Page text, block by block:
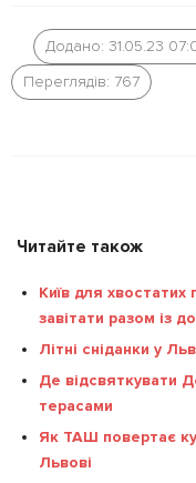
Додано: 31.05.23
Переглядів: 767
Читайте також
Київ для хвостатих
завітати разом із
Літні сніданки у
Де відсвяткувати
терасами
Як ТАШ повертає
Львові